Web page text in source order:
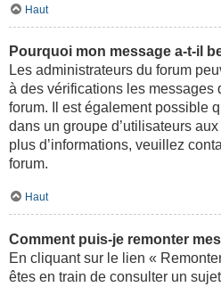
Haut
Pourquoi mon message a-t-il
Les administrateurs du forum
à des vérifications les messages
forum. Il est également possible
dans un groupe d’utilisateurs
plus d’informations, veuillez
forum.
Haut
Comment puis-je remonter
En cliquant sur le lien «
êtes en train de consulter un